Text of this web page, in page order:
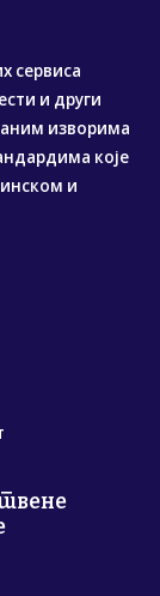
сервиса
и други
изворима
које
и